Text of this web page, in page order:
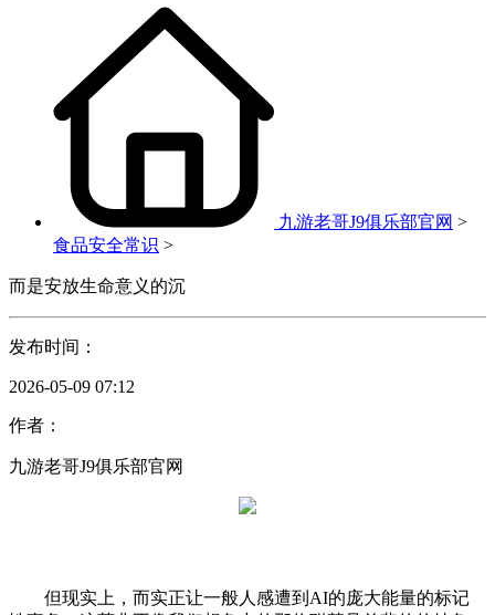
九游老哥J9俱乐部官网 >
食品安全常识 >
而是安放生命意义的沉
发布时间：
2026-05-09 07:12
作者：
九游老哥J9俱乐部官网
但现实上，而实正让一般人感遭到AI的庞大能量的标记